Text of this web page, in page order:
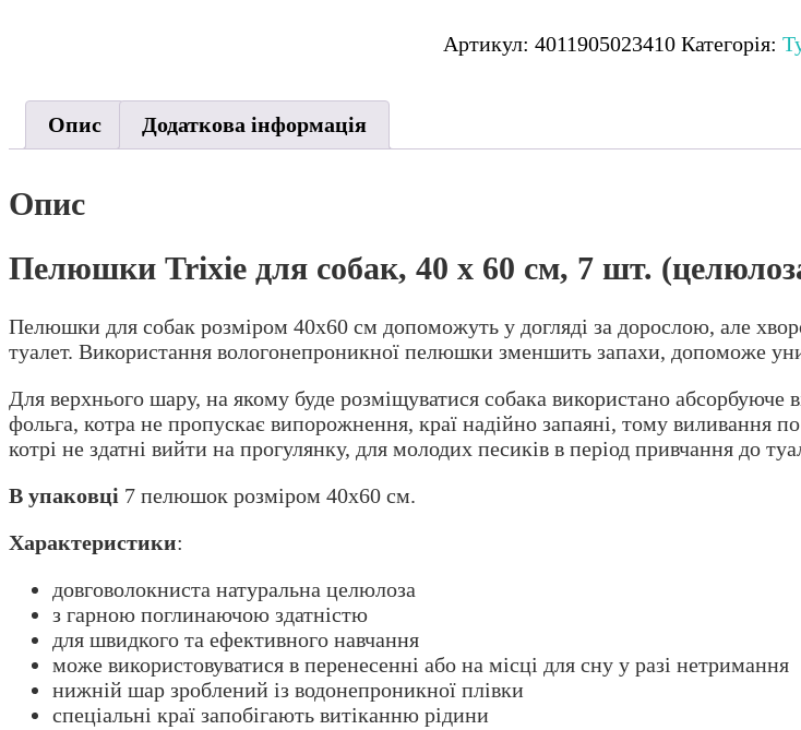
собак,
Артикул:4011905023410 Категорія:
Опис Додаткова інформація
Опис
Пелюшки Trixie для собак, 40 x 60 см, 7 шт.
Пелюшки для собак розміром 40х60 см допоможуть у догляді за дорослою, але
туалет. Використання вологонепроникної пелюшки зменшить запахи, допоможе
Для верхнього шару, на якому буде розміщуватися собака використано
фольга, котра не пропускає випорожнення, краї надійно запаяні, тому виливання
котрі не здатні вийти на прогулянку, для молодих песиків в період привчання до
В упаковці 7 пелюшок розміром 40х60 см.
Характеристики:
довговолокниста натуральна целюлоза
з гарною поглинаючою здатністю
для швидкого та ефективного навчання
може використовуватися в перенесенні або на місці для сну у разі нетримання
нижній шар зроблений із водонепроникної плівки
спеціальні краї запобігають витіканню рідини